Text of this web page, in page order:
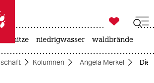
taz zahl ich
taz zahl ich

taz zahl ich
hitze niedrigwasser waldbrände
Kolumnen Angela Merkel Die